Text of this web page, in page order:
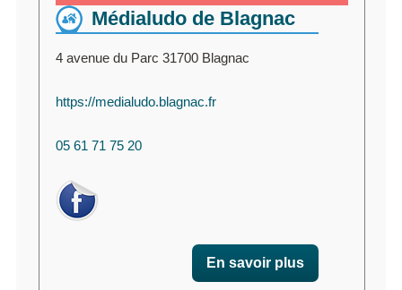
Médialudo de Blagnac
4 avenue du Parc 31700 Blagnac
https://medialudo.blagnac.fr
05 61 71 75 20
En savoir plus